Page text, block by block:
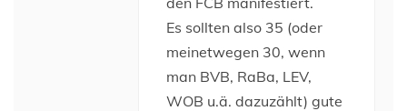
Es sollten also 35 (oder
meinetwegen 30, wenn
man BVB, RaBa, LEV,
WOB u.ä. dazuzählt) gute